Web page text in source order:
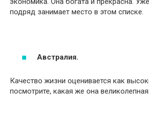
подряд занимает место в этом списке.
Австралия.
Качество жизни оценивается как
посмотрите, какая же она великолепная.